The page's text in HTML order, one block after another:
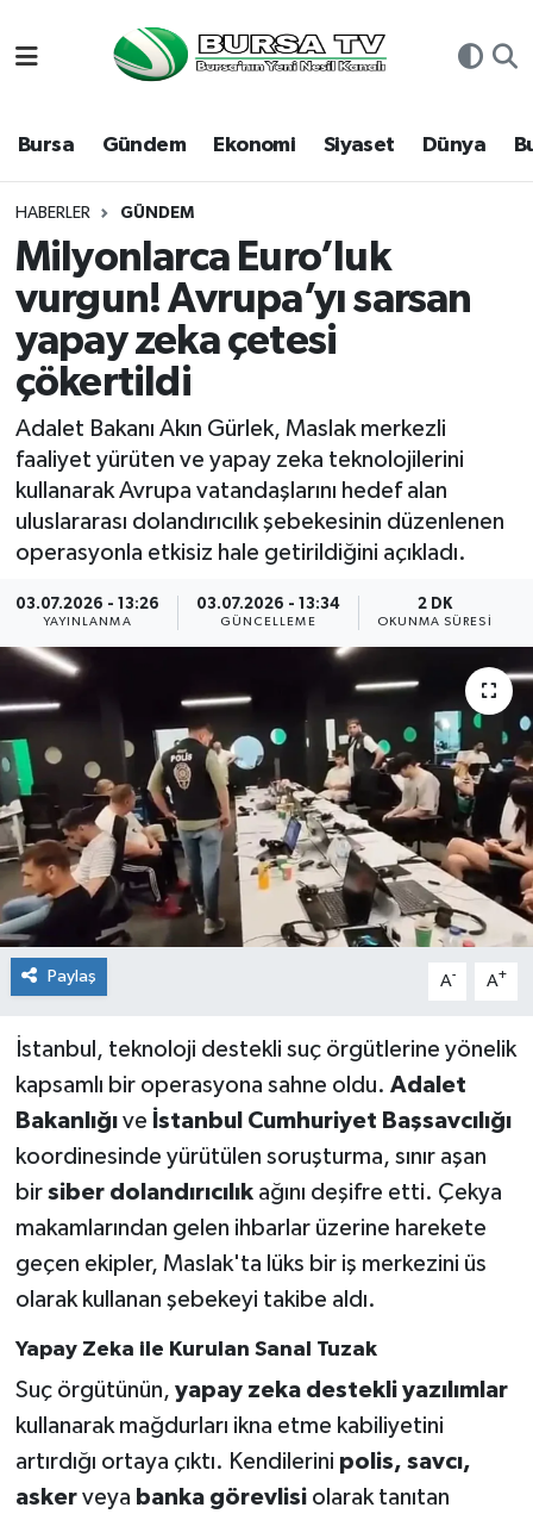
Bursa Gündem Ekonomi Siyaset Dünya
HABERLER GÜNDEM
Milyonlarca Euro’luk
vurgun! Avrupa’yı sarsan
yapay zeka çetesi
çökertildi
Adalet Bakanı Akın Gürlek, Maslak merkezli
faaliyet yürüten ve yapay zeka teknolojilerini
kullanarak Avrupa vatandaşlarını hedef alan
uluslararası dolandırıcılık şebekesinin düzenlenen
operasyonla etkisiz hale getirildiğini açıkladı.
03.07.2026 - 13:26
YAYINLANMA
03.07.2026 - 13:34
GÜNCELLEME
2 DK
OKUNMA SÜRESI
Paylaş A- A+
İstanbul, teknoloji destekli suç örgütlerine yönelik
kapsamlı bir operasyona sahne oldu. Adalet
Bakanlığıve İstanbul Cumhuriyet Başsavcılığı
koordinesinde yürütülen soruşturma, sınır aşan
bir siber dolandırıcılıkağını deşifre etti. Çekya
makamlarından gelen ihbarlar üzerine harekete
geçen ekipler, Maslak'ta lüks bir iş merkezini üs
olarak kullanan şebekeyi takibe aldı.
Yapay Zeka ile Kurulan Sanal Tuzak
Suç örgütünün, yapay zeka destekli yazılımlar
kullanarak mağdurları ikna etme kabiliyetini
artırdığı ortaya çıktı. Kendilerini polis, savcı,
askerveya banka görevlisiolarak tanıtan
Bursa
Dünya
Eğitim
Ekonomi
Genel
Gündem
Magazin
Teknoloji
Türkiye
Hava Durumu
Namaz Vakitleri
Trafik Durumu
Süper Lig Puan Durumu ve Fikstür
Tüm Manşetler
Son Dakika Haberleri
Haber Arşivi